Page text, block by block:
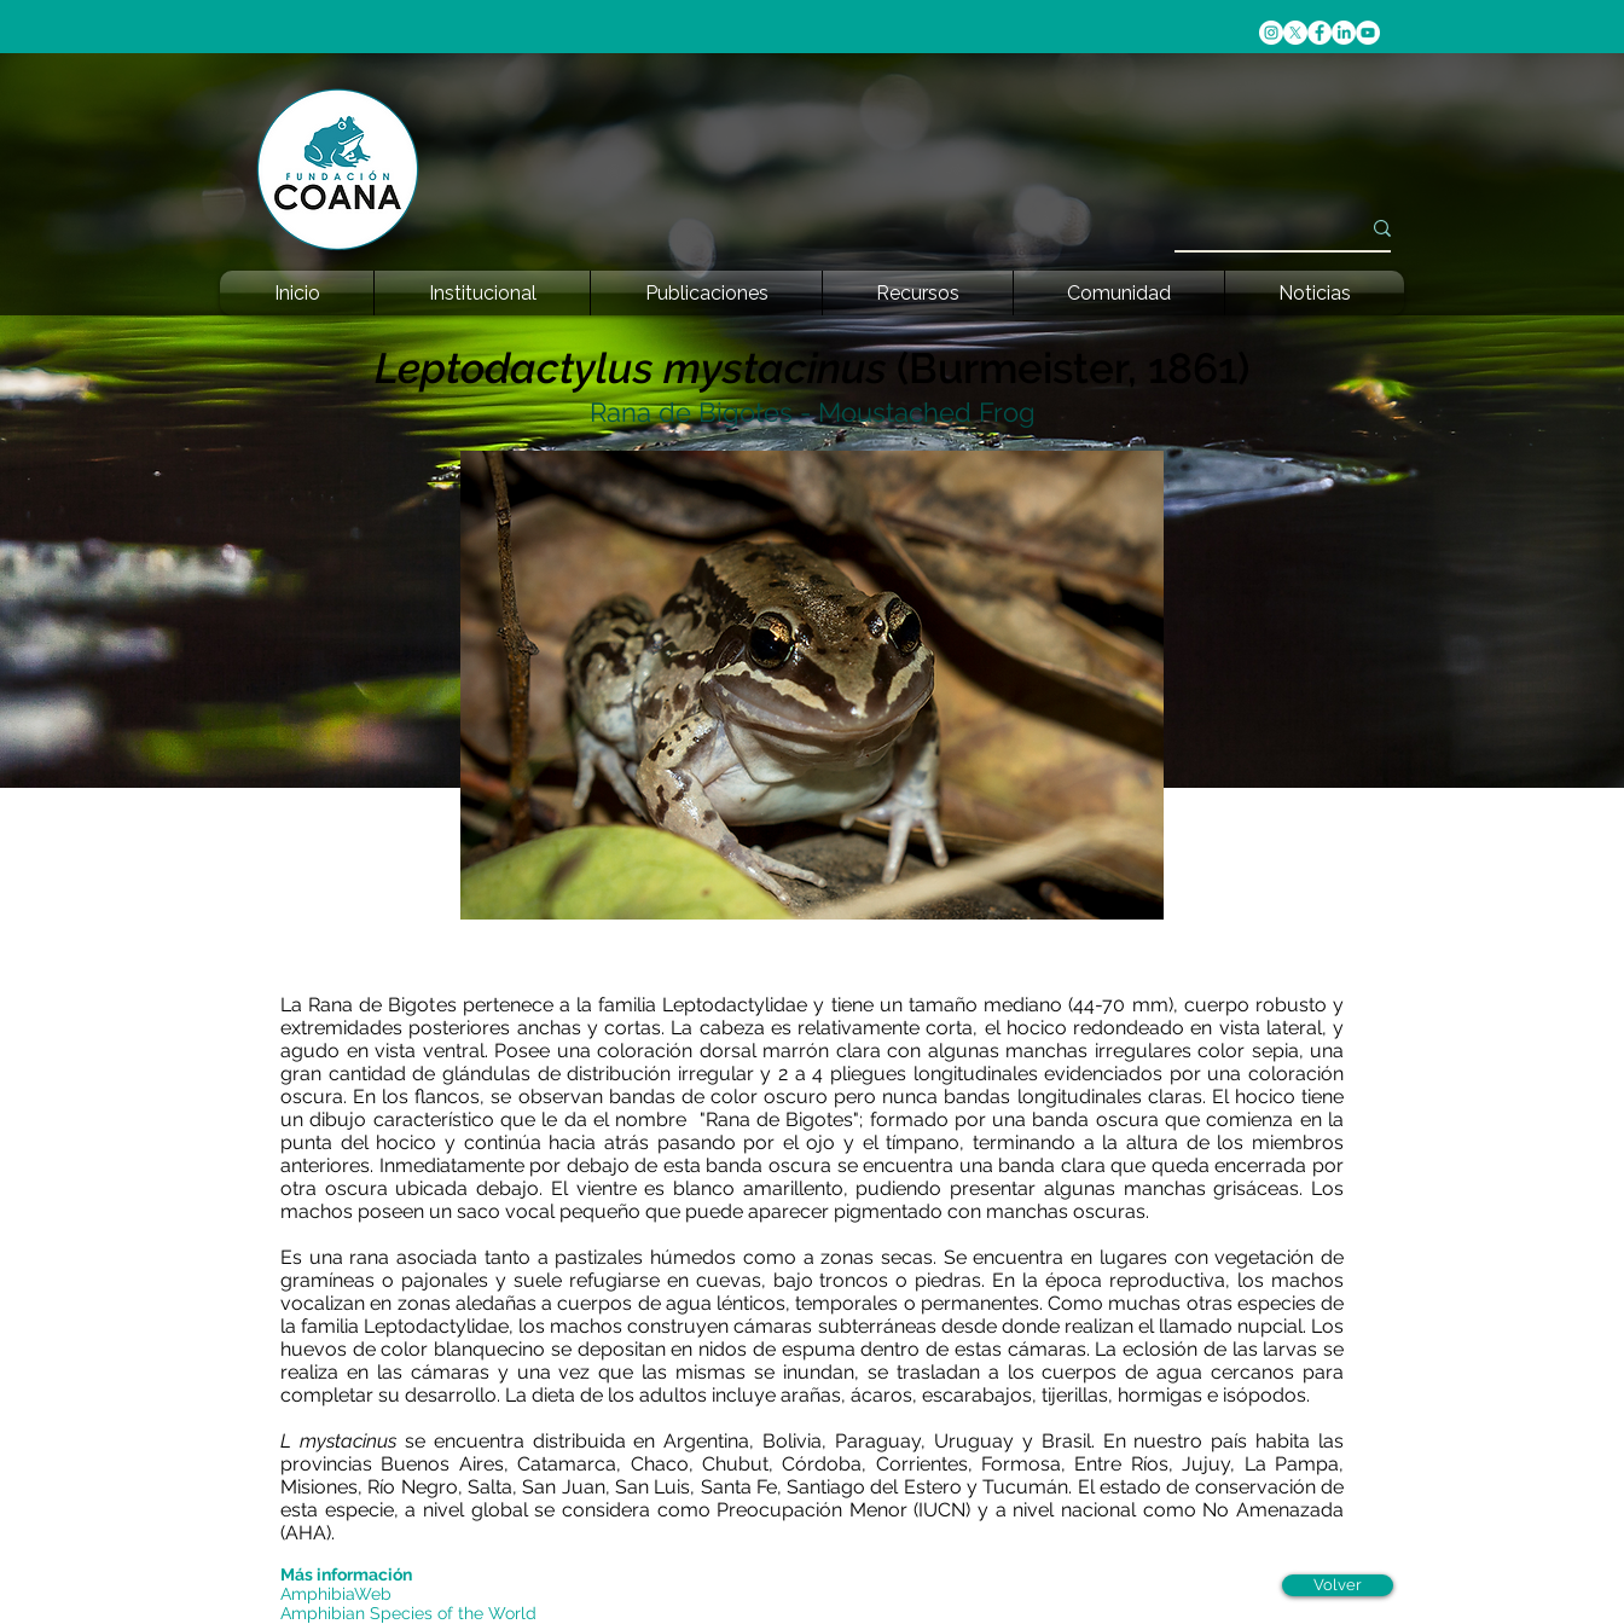
Inicio Institucional Publicaciones Recursos Comunidad Noticias
Leptodactylus mystacinus(Burmeister, 1861)
Rana de Bigotes - Moustached Frog
La Rana de Bigotes pertenece a la familia Leptodactylidae y tiene un tamaño mediano (44-70 mm), cuerpo robusto y
extremidades posteriores anchas y cortas. La cabeza es relativamente corta, el hocico redondeado en vista lateral, y
agudo en vista ventral. Posee una coloración dorsal marrón clara con algunas manchas irregulares color sepia, una
gran cantidad de glándulas de distribución irregular y 2 a 4 pliegues longitudinales evidenciados por una coloración
oscura. En los flancos, se observan bandas de color oscuro pero nunca bandas longitudinales claras. El hocico tiene
un dibujo característico que le da el nombre "Rana de Bigotes"; formado por una banda oscura que comienza en la
punta del hocico y continúa hacia atrás pasando por el ojo y el tímpano, terminando a la altura de los miembros
anteriores. Inmediatamente por debajo de esta banda oscura se encuentra una banda clara que queda encerrada por
otra oscura ubicada debajo. El vientre es blanco amarillento, pudiendo presentar algunas manchas grisáceas. Los
machos poseen un saco vocal pequeño que puede aparecer pigmentado con manchas oscuras.
Es una rana asociada tanto a pastizales húmedos como a zonas secas. Se encuentra en lugares con vegetación de
gramíneas o pajonales y suele refugiarse en cuevas, bajo troncos o piedras. En la época reproductiva, los machos
vocalizan en zonas aledañas a cuerpos de agua lénticos, temporales o permanentes. Como muchas otras especies de
la familia Leptodactylidae, los machos construyen cámaras subterráneas desde donde realizan el llamado nupcial. Los
huevos de color blanquecino se depositan en nidos de espuma dentro de estas cámaras. La eclosión de las larvas se
realiza en las cámaras y una vez que las mismas se inundan, se trasladan a los cuerpos de agua cercanos para
completar su desarrollo. La dieta de los adultos incluye arañas, ácaros, escarabajos, tijerillas, hormigas e isópodos.
L mystacinusse encuentra distribuida en Argentina, Bolivia, Paraguay, Uruguay y Brasil. En nuestro país habita las
provincias Buenos Aires, Catamarca, Chaco, Chubut, Córdoba, Corrientes, Formosa, Entre Ríos, Jujuy, La Pampa,
Misiones, Río Negro, Salta, San Juan, San Luis, Santa Fe, Santiago del Estero y Tucumán. El estado de conservación de
esta especie, a nivel global se considera como Preocupación Menor (IUCN) y a nivel nacional como No Amenazada
(AHA).
Más información
AmphibiaWeb
Amphibian Species of the World
Volver